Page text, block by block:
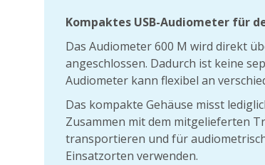
Kompaktes USB-Audiometer für
Das Audiometer 600 M wird direkt
angeschlossen. Dadurch ist keine
Audiometer kann flexibel an
Das kompakte Gehäuse misst
Zusammen mit dem mitgelieferten
transportieren und für
Einsatzorten verwenden.